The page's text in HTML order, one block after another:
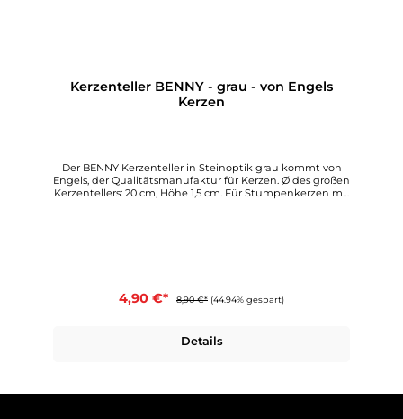
Kerzenteller BENNY - grau - von Engels
Kerzen
Der BENNY Kerzenteller in Steinoptik grau kommt von
Engels, der Qualitätsmanufaktur für Kerzen. Ø des großen
Kerzentellers: 20 cm, Höhe 1,5 cm. Für Stumpenkerzen mit
4,90 €* 8,90 €* (44.94% gespart)
Details